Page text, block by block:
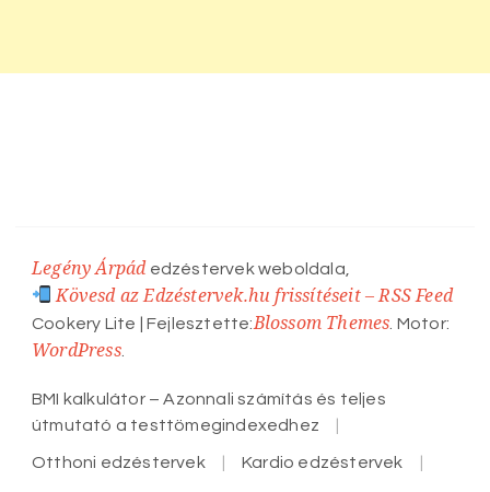
Legény Árpád edzéstervek weboldala,
Kövesd az Edzéstervek.hu frissítéseit – RSS Feed
Cookery Lite | Fejlesztette:Blossom Themes . Motor:
WordPress.
BMI kalkulátor – Azonnali számítás és teljes
útmutató a testtömegindexedhez
Otthoni edzéstervek Kardio edzéstervek